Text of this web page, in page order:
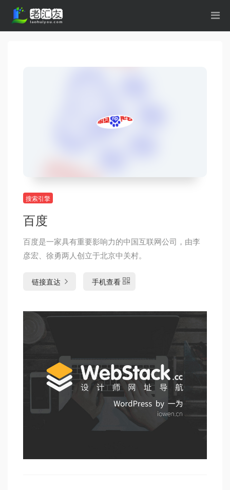
搜索引擎
百度
百度是一家具有重要影响力的中国互联网公司，由李
彦宏、徐勇两人创立于北京中关村。
链接直达 手机查看